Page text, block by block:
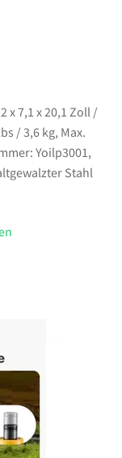
x 7,1 x 20,1 Zoll /
/ 3,6 kg, Max.
Yoilp3001,
Stahl